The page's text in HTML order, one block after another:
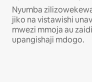
Nyumba
jiko na vistawishi
mwezi mmoja au
upangishaji mdogo.